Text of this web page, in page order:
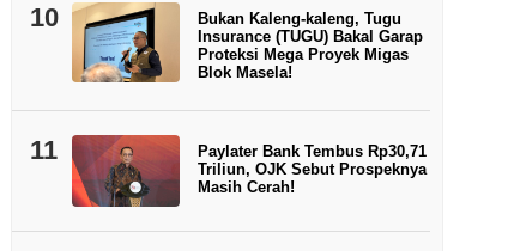
10
Bukan Kaleng-kaleng, Tugu
Insurance (TUGU) Bakal Garap
Proteksi Mega Proyek Migas
Blok Masela!
11
Paylater Bank Tembus Rp30,71
Triliun, OJK Sebut Prospeknya
Masih Cerah!